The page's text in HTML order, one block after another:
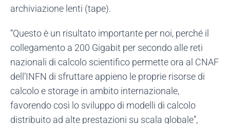
archiviazione lenti (tape).
“Questo è un risultato importante per noi, perché il
collegamento a 200 Gigabit per secondo alle reti
nazionali di calcolo scientifico permette ora al CNAF
dell’INFN di sfruttare appieno le proprie risorse di
calcolo e storage in ambito internazionale,
favorendo così lo sviluppo di modelli di calcolo
distribuito ad alte prestazioni su scala globale”,